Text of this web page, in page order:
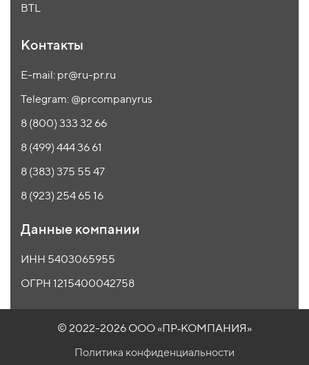
BTL
Контакты
E-mail: pr@ru-pr.ru
Telegram: @prcompanyrus
8 (800) 333 32 66
8 (499) 444 36 61
8 (383) 375 55 47
8 (923) 254 65 16
Данные компании
ИНН 5403065955
ОГРН 1215400042758
© 2022-2026 ООО «ПР‑КОМПАНИЯ»
Политика конфиденциальности